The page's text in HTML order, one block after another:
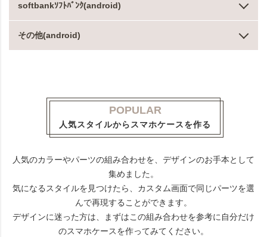
softbankｿﾌﾄﾊﾞﾝｸ(android)
その他(android)
POPULAR
人気スタイルからスマホケースを作る
人気のカラーやパーツの組み合わせを、デザインのお手本として
集めました。
気になるスタイルを見つけたら、カスタム画面で同じパーツを選
んで再現することができます。
デザインに迷った方は、まずはこの組み合わせを参考に自分だけ
のスマホケースを作ってみてください。